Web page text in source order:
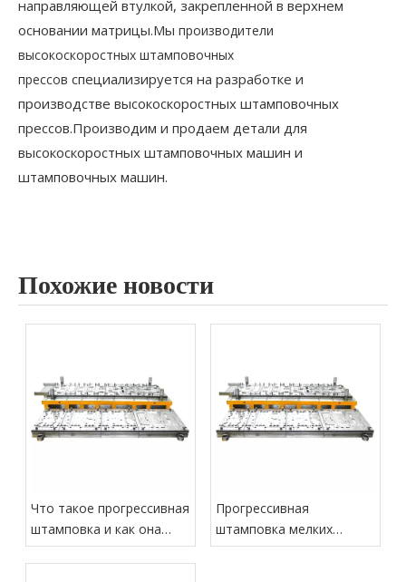
направляющей втулкой, закрепленной в верхнем
основании матрицы.Мы производители
высокоскоростных штамповочных
прессов специализируется на разработке и
производстве высокоскоростных штамповочных
прессов.Производим и продаем детали для
высокоскоростных штамповочных машин и
штамповочных машин.
Похожие новости
Что такое прогрессивная
штамповка и как она
работает?
Прогрессивная
штамповка мелких
прецизионных